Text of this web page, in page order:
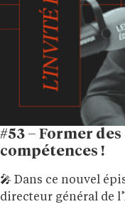
#53 – Former
compétences !
🎤 Dans ce nouvel
directeur général de